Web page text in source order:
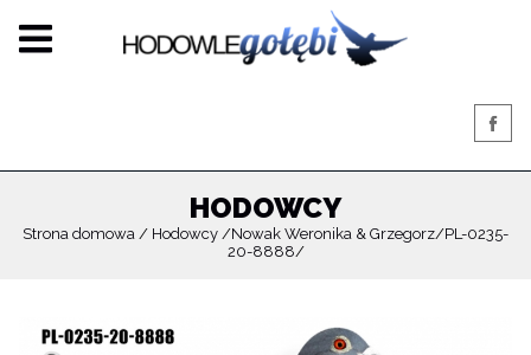
HODOWCY
Strona domowa Hodowcy Nowak Weronika & Grzegorz PL-0235-
20-8888